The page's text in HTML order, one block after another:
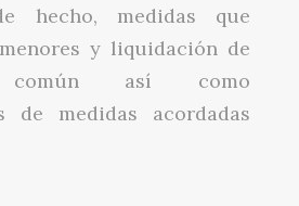
hecho, medidas que
y liquidación de
común así como
de medidas acordadas